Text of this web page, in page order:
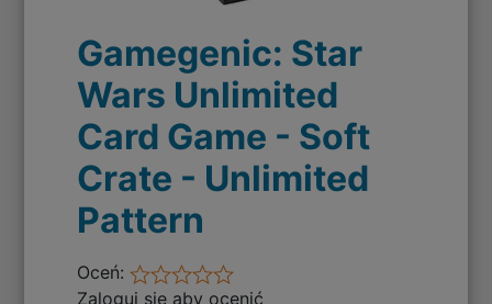
Gamegenic: Star
Wars Unlimited
Card Game - Soft
Crate - Unlimited
Pattern
Oceń:
Zaloguj się aby ocenić